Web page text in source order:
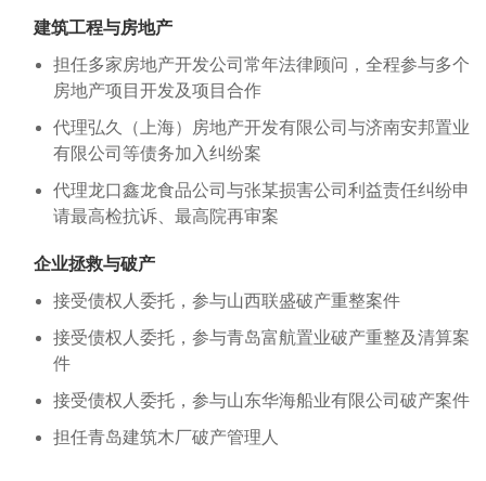
建筑工程与房地产
担任多家房地产开发公司常年法律顾问，全程参与多个
房地产项目开发及项目合作
代理弘久（上海）房地产开发有限公司与济南安邦置业
有限公司等债务加入纠纷案
代理龙口鑫龙食品公司与张某损害公司利益责任纠纷申
请最高检抗诉、最高院再审案
企业拯救与破产
接受债权人委托，参与山西联盛破产重整案件
接受债权人委托，参与青岛富航置业破产重整及清算案
件
接受债权人委托，参与山东华海船业有限公司破产案件
担任青岛建筑木厂破产管理人